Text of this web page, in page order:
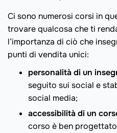
Ci sono numerosi corsi in
trovare qualcosa che ti
l’importanza di ciò che
punti di vendita unici:
personalità di un
seguito sui social e
social media;
accessibilità di un
corso è ben